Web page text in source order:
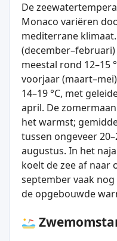
De
Monaco variëren
mediterrane
meestal rond 12–15
voorjaar
14–19 °C, met
april. De
het warmst;
tussen ongeveer
augustus. In het
koelt de zee af naar
september vaak
de opgebouwde